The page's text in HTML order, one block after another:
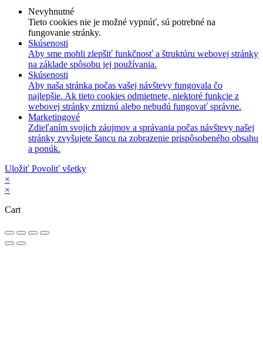
Nevyhnutné
Tieto cookies nie je možné vypnúť, sú potrebné na
fungovanie stránky.
Skúsenosti
Aby sme mohli zlepšiť funkčnosť a štruktúru webovej stránky
na základe spôsobu jej používania.
Skúsenosti
Aby naša stránka počas vašej návštevy fungovala čo
najlepšie. Ak tieto cookies odmietnete, niektoré funkcie z
webovej stránky zmiznú alebo nebudú fungovať správne.
Marketingové
Zdieľaním svojich záujmov a správania počas návštevy našej
stránky zvyšujete šancu na zobrazenie prispôsobeného obsahu
a ponúk.
Uložiť Povoliť všetky
×
×
Cart